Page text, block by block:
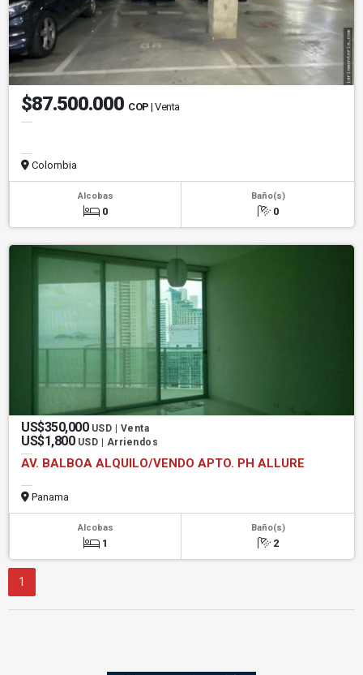
$87.500.000 COP | Venta
Colombia
Alcobas
0
Baño(s)
0
US$350,000 USD | Venta
US$1,800 USD | Arriendos
AV. BALBOA ALQUILO/VENDO APTO. PH ALLURE
Panama
Alcobas
1
Baño(s)
2
1